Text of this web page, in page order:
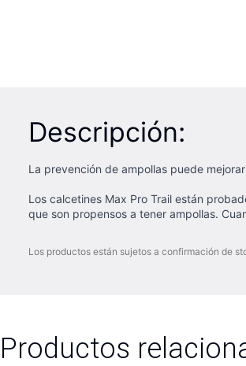
Descripción:
La prevención de ampollas puede
Los calcetines Max Pro Trail están
que son propensos a tener ampollas.
Los productos están sujetos a confirmación de
Productos